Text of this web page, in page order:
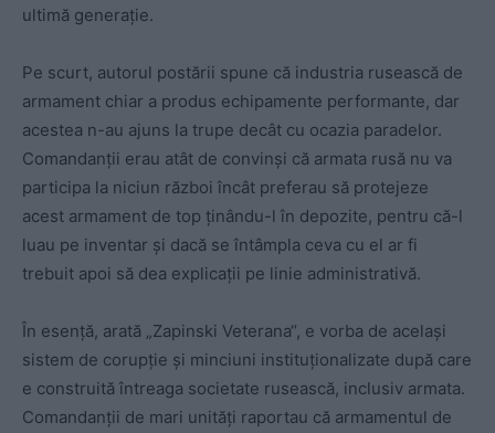
ultimă generație.
Pe scurt, autorul postării spune că industria rusească de
armament chiar a produs echipamente performante, dar
acestea n-au ajuns la trupe decât cu ocazia paradelor.
Comandanții erau atât de convinși că armata rusă nu va
participa la niciun război încât preferau să protejeze
acest armament de top ținându-l în depozite, pentru că-l
luau pe inventar și dacă se întâmpla ceva cu el ar fi
trebuit apoi să dea explicații pe linie administrativă.
În esență, arată „Zapinski Veterana“, e vorba de același
sistem de corupție și minciuni instituționalizate după care
e construită întreaga societate rusească, inclusiv armata.
Comandanții de mari unități raportau că armamentul de